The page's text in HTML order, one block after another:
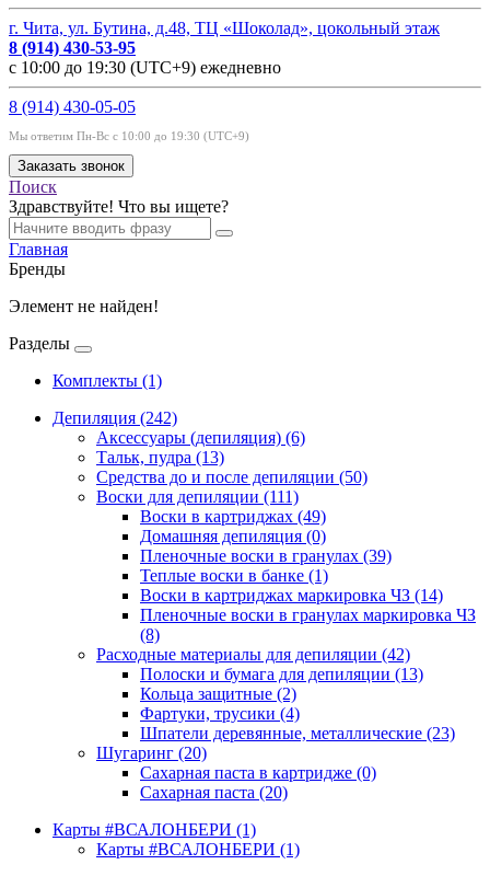
г. Чита, ул. Бутина, д.48, ТЦ «Шоколад», цокольный этаж
8 (914) 430-53-95
с 10:00 до 19:30 (UTC+9) ежедневно
8 (914) 430-05-05
Мы ответим Пн-Вс с 10:00 до 19:30 (UTC+9)
Заказать звонок
Поиск
Здравствуйте! Что вы ищете?
Главная
Бренды
Элемент не найден!
Разделы
Комплекты (1)
Депиляция (242)
Аксессуары (депиляция) (6)
Тальк, пудра (13)
Средства до и после депиляции (50)
Воски для депиляции (111)
Воски в картриджах (49)
Домашняя депиляция (0)
Пленочные воски в гранулах (39)
Теплые воски в банке (1)
Воски в картриджах маркировка ЧЗ (14)
Пленочные воски в гранулах маркировка ЧЗ
(8)
Расходные материалы для депиляции (42)
Полоски и бумага для депиляции (13)
Кольца защитные (2)
Фартуки, трусики (4)
Шпатели деревянные, металлические (23)
Шугаринг (20)
Сахарная паста в картридже (0)
Сахарная паста (20)
Карты #ВСАЛОНБЕРИ (1)
Карты #ВСАЛОНБЕРИ (1)